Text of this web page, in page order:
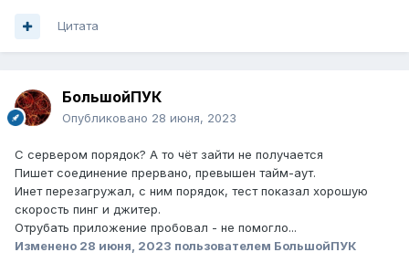
Цитата
БольшойПУК
Опубликовано 28 июня, 2023
С сервером порядок? А то чёт зайти не получается
Пишет соединение прервано, превышен тайм-аут.
Инет перезагружал, с ним порядок, тест показал хорошую
скорость пинг и джитер.
Отрубать приложение пробовал - не помогло...
Изменено 28 июня, 2023 пользователем БольшойПУК